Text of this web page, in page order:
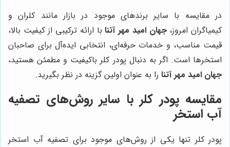
در مقایسه با سایر برندهای موجود در بازار مانند کلران و
کیمیاگران امروز،جهان امید مهر آتنابا ارائه ترکیبی از کیفیت بالا،
قیمت مناسب، و خدمات حرفه‌ای، انتخابی ایده‌آل برای صاحبان
استخرها است. اگر به دنبال پودر کلر باکیفیت و مطمئن هستید،
جهان امید مهر آتنا را به عنوان اولین گزینه در نظر بگیرید.
مقایسه پودر کلر با سایر روش‌های تصفیه
آب استخر
پودر کلر تنها یکی از روش‌های موجود برای تصفیه آب استخر